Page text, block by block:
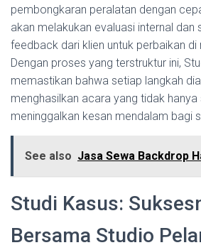
pembongkaran peralatan dengan
akan melakukan evaluasi internal dan
feedback dari klien untuk perbaikan
Dengan proses yang terstruktur ini,
memastikan bahwa setiap langkah
menghasilkan acara yang tidak
meninggalkan kesan mendalam bagi
See also Jasa Sewa Backdrop
Studi Kasus:
Bersama Studio